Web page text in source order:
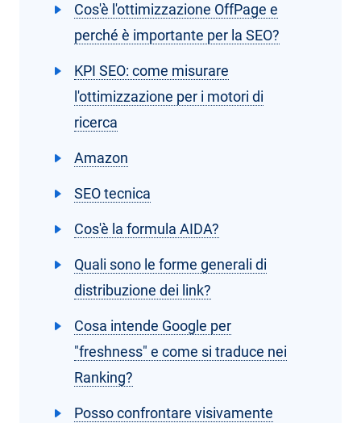
Cos'è l'ottimizzazione OffPage e
perché è importante per la SEO?
KPI SEO: come misurare
l'ottimizzazione per i motori di
ricerca
Amazon
SEO tecnica
Cos'è la formula AIDA?
Quali sono le forme generali di
distribuzione dei link?
Cosa intende Google per
"freshness" e come si traduce nei
Ranking?
Posso confrontare visivamente